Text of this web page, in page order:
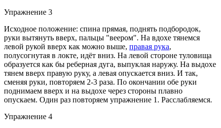
Упражнение 3
Исходное положение: спина прямая, поднять подбородок,
руки вытянуть вверх, пальцы "веером". На вдохе тянемся
левой рукой вверх как можно выше, правая рука,
полусогнутая в локте, идёт вниз. На левой стороне туловища
образуется как бы реберная дуга, выпуклая наружу. На выдохе
тянем вверх правую руку, а левая опускается вниз. И так,
сменяя руки, повторяем 2-3 раза. По окончании обе руки
поднимаем вверх и на выдохе через стороны плавно
опускаем. Один раз повторяем упражнение 1. Расслабляемся.
Упражнение 4